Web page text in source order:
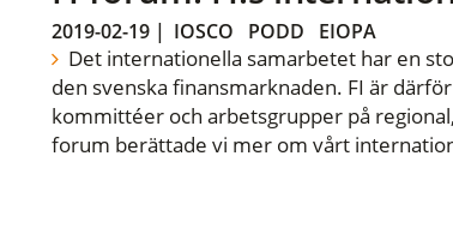
2019-02-19| IOSCO PODD EIOPA
Det internationella samarbetet har en
den svenska finansmarknaden. FI är
kommittéer och arbetsgrupper på
forum berättade vi mer om vårt